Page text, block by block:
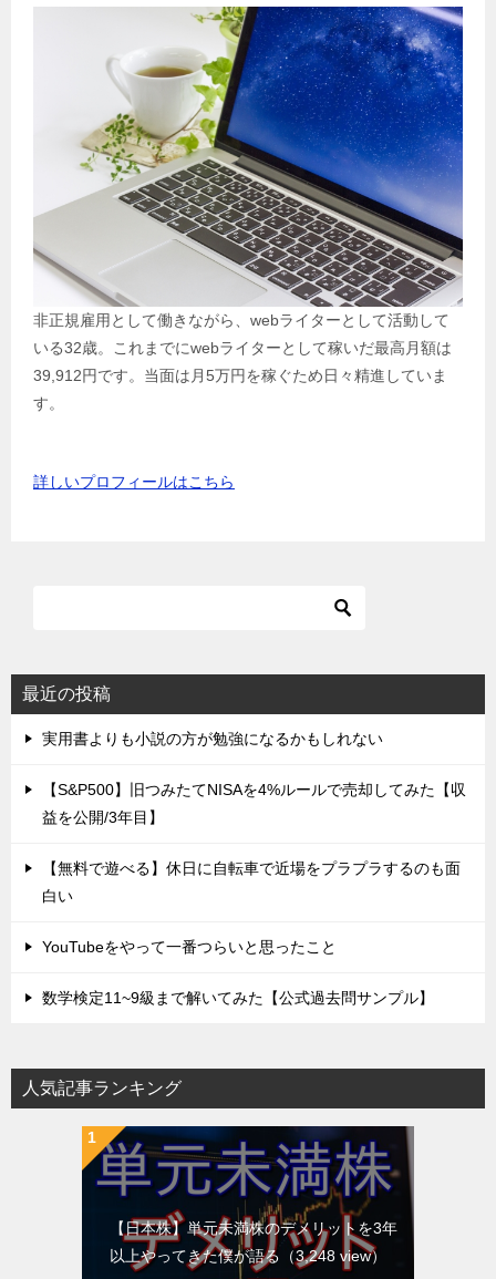
非正規雇用として働きながら、webライターとして活動して
いる32歳。これまでにwebライターとして稼いだ最高月額は
39,912円です。当面は月5万円を稼ぐため日々精進していま
す。
詳しいプロフィールはこちら
最近の投稿
実用書よりも小説の方が勉強になるかもしれない
【S&P500】旧つみたてNISAを4%ルールで売却してみた【収
益を公開/3年目】
【無料で遊べる】休日に自転車で近場をプラプラするのも面
白い
YouTubeをやって一番つらいと思ったこと
数学検定11~9級まで解いてみた【公式過去問サンプル】
人気記事ランキング
【日本株】単元未満株のデメリットを3年
以上やってきた僕が語る （3,248 view）